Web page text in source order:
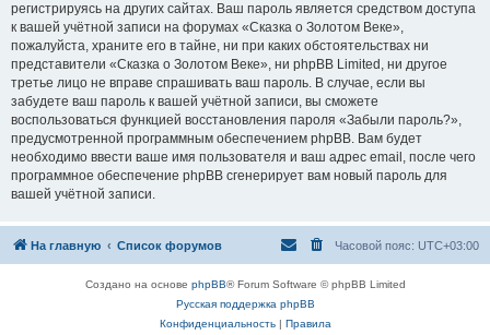
регистрируясь на других сайтах. Ваш пароль является средством доступа
к вашей учётной записи на форумах «Сказка о Золотом Веке»,
пожалуйста, храните его в тайне, ни при каких обстоятельствах ни
представители «Сказка о Золотом Веке», ни phpBB Limited, ни другое
третье лицо не вправе спрашивать ваш пароль. В случае, если вы
забудете ваш пароль к вашей учётной записи, вы сможете
воспользоваться функцией восстановления пароля «Забыли пароль?»,
предусмотренной программным обеспечением phpBB. Вам будет
необходимо ввести ваше имя пользователя и ваш адрес email, после чего
программное обеспечение phpBB сгенерирует вам новый пароль для
вашей учётной записи.
На главную Список форумов Часовой пояс: UTC+03:00
Создано на основе phpBB® Forum Software © phpBB Limited
Русская поддержка phpBB
Конфиденциальность| Правила